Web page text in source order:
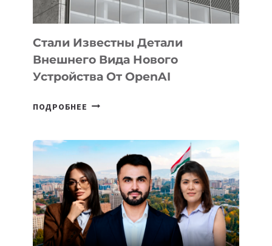
ИНТЕЛЛЕКТА
Стали Известны Детали
Внешнего Вида Нового
Устройства От OpenAI
ПОДРОБНЕЕ СТАЛИ
ВНЕШНЕГО
ВИДА
НОВОГО
УСТРОЙСТВА
ОТ
OPENAI